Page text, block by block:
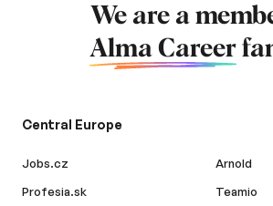
We are a
Alma Career
Central Europe
Jobs.cz
Profesia.sk
Arnold
Teamio